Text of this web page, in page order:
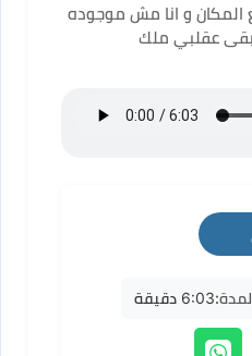
المكان و انا مش موجوده
عقلبي ملك
6:03 دقيقة